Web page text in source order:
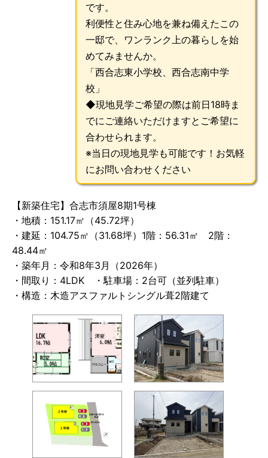
です。
利便性と住み心地を兼ね備えたこの
一邸で、ワンランク上の暮らしを始
めてみませんか。
「西合志東小学校、西合志南中学
校」
◆現地見学ご希望の際は前日18時ま
でにご連絡いただけますとご希望に
合わせられます。
※当日の現地見学も可能です！お気軽
にお問い合わせください
【新築住宅】合志市須屋8期1号棟
・地積：151.17㎡（45.72坪）
・建延：104.75㎡（31.68坪）1階：56.31㎡ 2階：
48.44㎡
・築年月：令和8年3月（2026年）
・間取り：4LDK ・駐車場：2台可（並列駐車）
・構造：木造アスファルトシングル葺2階建て